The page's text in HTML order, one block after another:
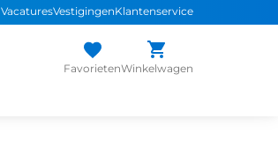
VacaturesVestigingenKlantenservice
FavorietenWinkelwagen